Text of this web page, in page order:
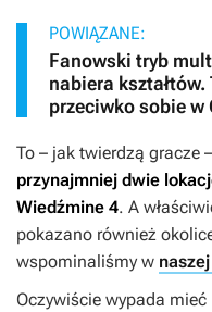
POWIĄZANE:
Fanowski tryb
nabiera
przeciwko sobie w
To – jak twierdzą gracze –
przynajmniej dwie
Wiedźmine 4. A
pokazano również
wspominaliśmy w
Oczywiście wypada